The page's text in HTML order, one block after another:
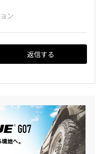
ン
返信する